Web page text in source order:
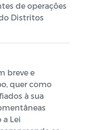
de operações
Distritos
breve e
quer como
à sua
a Lei